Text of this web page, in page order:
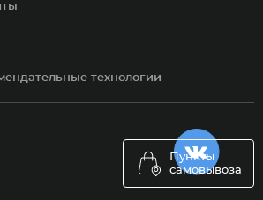
Пункты
самовывоза
технологии